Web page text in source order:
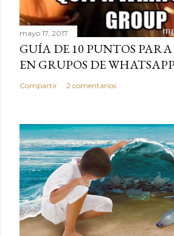
mayo 17, 2017
GUÍA DE 10 PUNTOS
EN GRUPOS DE WHATSAPP
Compartir 2 comentarios